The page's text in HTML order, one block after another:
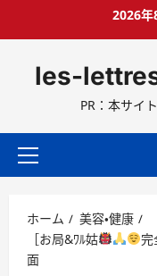
ス
ッ
2026年
les-
PR：本サイ
メ
メ
ニ
ュ
ホーム
美容・健康
［お局&ﾜﾙ姑
完
面